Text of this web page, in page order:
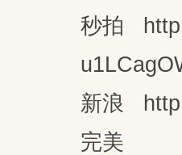
秒拍
新浪
完美